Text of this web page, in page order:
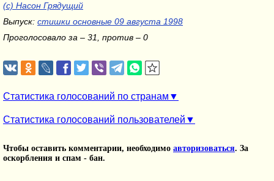
(с) Насон Грядущий
Выпуск: стишки основные 09 августа 1998
Проголосовало за – 31, против – 0
Статистика голосований по странам
Статистика голосований пользователей
Чтобы оставить комментарии, необходимо авторизоваться. За
оскорбления и спам - бан.